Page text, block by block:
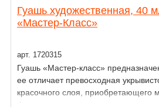
Гуашь художественная, 40
«Мастер-Класс»
арт. 1720315
Гуашь «Мастер-класс»
ее отличает превосходная
красочного слоя, приобретающего